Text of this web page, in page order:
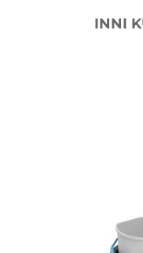
INNI